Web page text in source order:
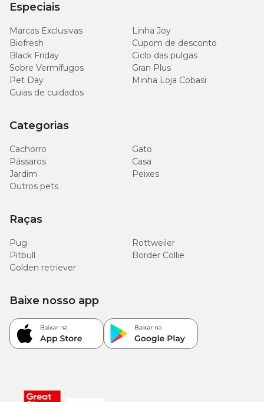
Especiais
Marcas Exclusivas
Linha Joy
Biofresh
Cupom de desconto
Black Friday
Ciclo das pulgas
Sobre Vermífugos
Gran Plus
Pet Day
Minha Loja Cobasi
Guias de cuidados
Categorias
Cachorro
Gato
Pássaros
Casa
Jardim
Peixes
Outros pets
Raças
Pug
Rottweiler
Pitbull
Border Collie
Golden retriever
Baixe nosso app